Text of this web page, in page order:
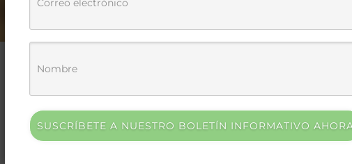
SUSCRÍBETE A NUESTRO BOLETÍN INFORMATIVO